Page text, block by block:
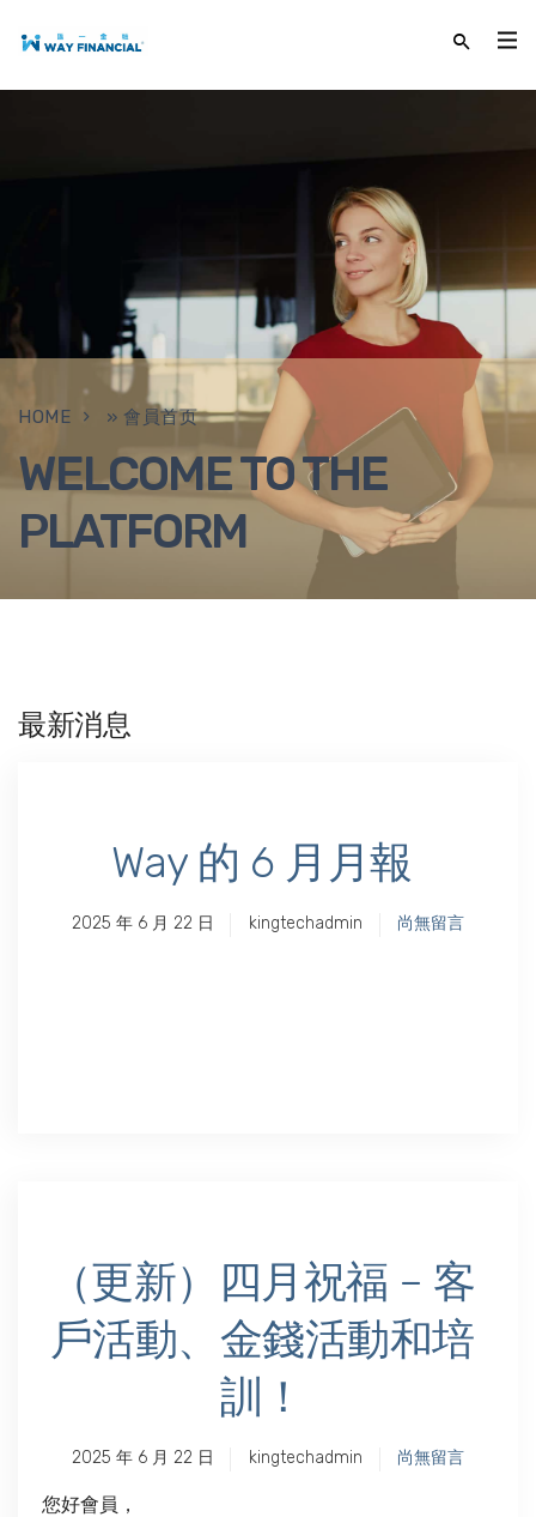
HOME » 會員首页
WELCOME TO THE
PLATFORM
最新消息
Way 的 6 月月報
2025 年 6 月 22 日 kingtechadmin 尚無留言
（更新）四月祝福 – 客
戶活動、金錢活動和培
訓！
2025 年 6 月 22 日 kingtechadmin 尚無留言
您好會員，